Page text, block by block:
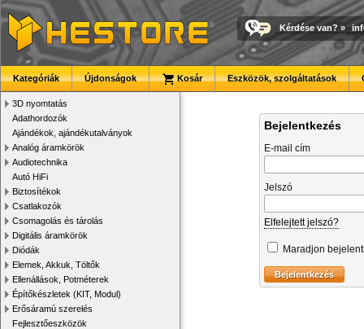
Kérdése van? »
Kategóriák Újdonságok Kosár Eszközök, szolgáltatások
3D nyomtatás
Adathordozók
Ajándékok, ajándékutalványok
Analóg áramkörök
Audiotechnika
Autó HiFi
Biztosítékok
Csatlakozók
Csomagolás és tárolás
Digitális áramkörök
Diódák
Elemek, Akkuk, Töltők
Ellenállások, Potméterek
Építőkészletek (KIT, Modul)
Erősáramú szerelés
Fejlesztőeszközök
Bejelentkezés
E-mail cím
Jelszó
Elfelejtett jelszó?
Maradjon